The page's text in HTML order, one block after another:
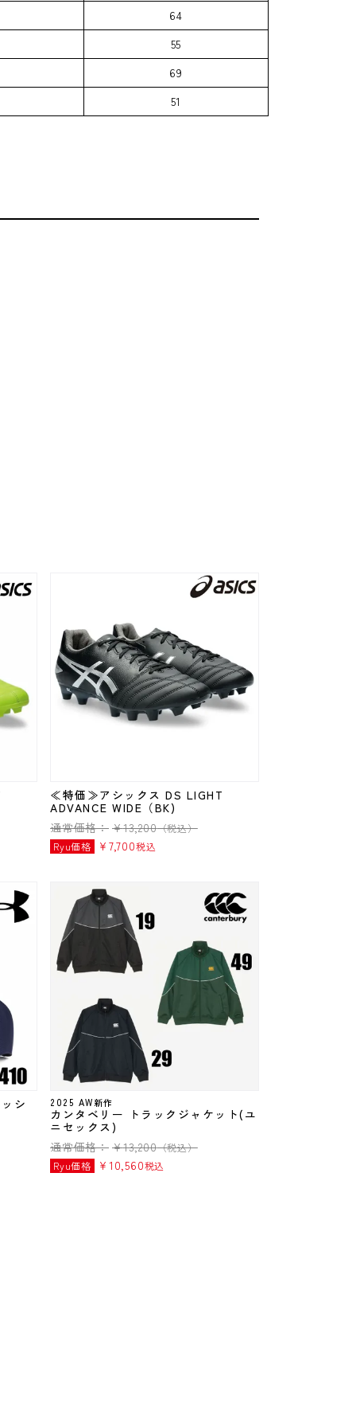
64
55
69
51
≪特価≫アシックス DS LIGHT
ADVANCE WIDE（BK)
通常価格： ¥13,200（税込）
Ryu価格
¥ 7,700税込
シ
2025 AW新作
カンタベリー トラックジャケット(ユ
ニセックス)
通常価格： ¥13,200（税込）
Ryu価格
¥ 10,560税込